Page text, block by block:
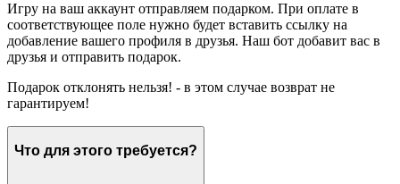
Игру на ваш аккаунт отправляем подарком. При оплате в
соответствующее поле нужно будет вставить ссылку на
добавление вашего профиля в друзья. Наш бот добавит вас в
друзья и отправить подарок.
Подарок отклонять нельзя! - в этом случае возврат не
гарантируем!
Что для этого требуется?